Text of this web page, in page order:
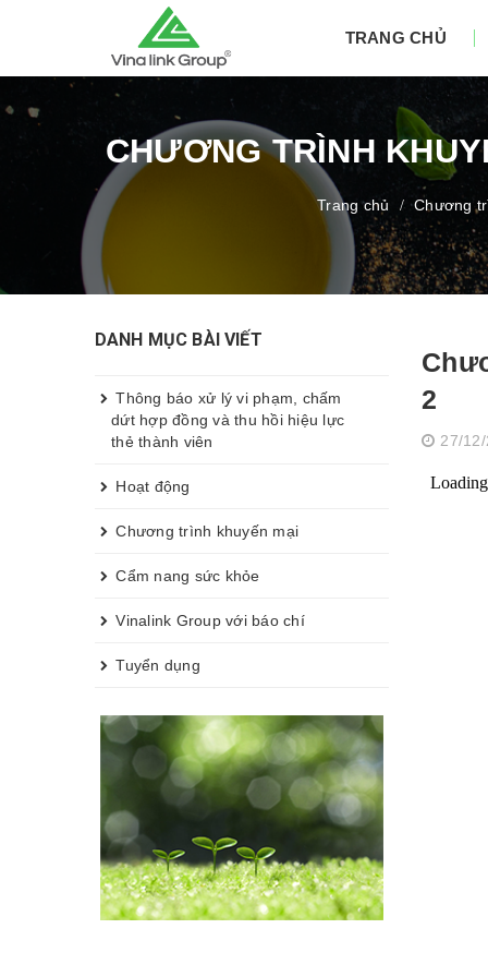
TRANG CHỦ
CHƯƠNG TRÌNH
Trang chủ / Chương
2
27/
DANH MỤC BÀI VIẾT
Thông báo xử lý vi phạm, chấm
dứt hợp đồng và thu hồi hiệu lực
thẻ thành viên
Hoạt động
Chương trình khuyến mại
Cẩm nang sức khỏe
Vinalink Group với báo chí
Tuyển dụng